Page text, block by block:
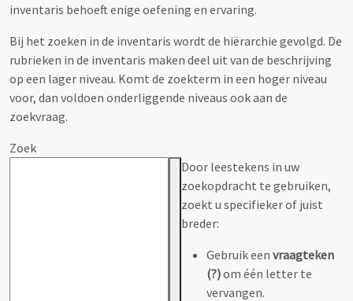
inventaris behoeft enige oefening en ervaring.
Bij het zoeken in de inventaris wordt de hiërarchie gevolgd. De
rubrieken in de inventaris maken deel uit van de beschrijving
op een lager niveau. Komt de zoekterm in een hoger niveau
voor, dan voldoen onderliggende niveaus ook aan de
zoekvraag.
Zoek
Door leestekens in uw
zoekopdracht te gebruiken,
zoekt u specifieker of juist
breder:
Gebruik een vraagteken
(?)om één letter te
vervangen.